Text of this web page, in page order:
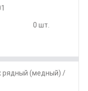
0 шт.
рядный (медный) /